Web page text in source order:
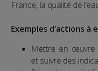
France, la qualité de
Exemples d’actions
Mettre en œuvre
et suivre des